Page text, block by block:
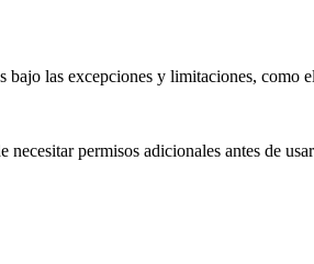
las excepciones y limitaciones, como
necesitar permisos adicionales antes de